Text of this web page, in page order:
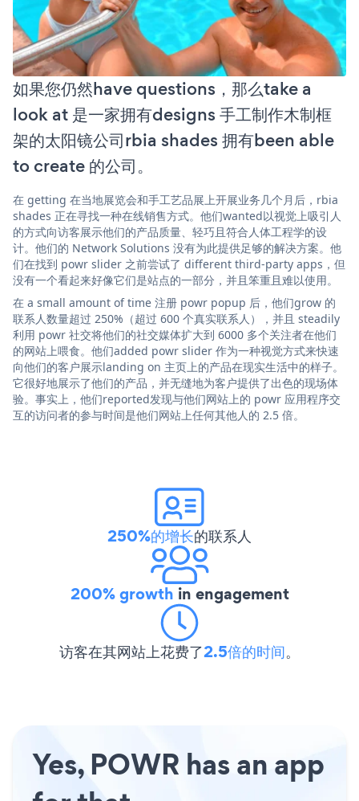
如果您仍然have questions，那么take a
look at 是一家拥有designs 手工制作木制框
架的太阳镜公司rbia shades 拥有been able
to create 的公司。
在 getting 在当地展览会和手工艺品展上开展业务几个月后，rbia
shades 正在寻找一种在线销售方式。他们wanted以视觉上吸引人
的方式向访客展示他们的产品质量、轻巧且符合人体工程学的设
计。他们的 Network Solutions 没有为此提供足够的解决方案。他
们在找到 powr slider 之前尝试了 different third-party apps，但
没有一个看起来好像它们是站点的一部分，并且笨重且难以使用。
在 a small amount of time 注册 powr popup 后，他们grow 的
联系人数量超过 250%（超过 600 个真实联系人），并且 steadily
利用 powr 社交将他们的社交媒体扩大到 6000 多个关注者在他们
的网站上喂食。他们added powr slider 作为一种视觉方式来快速
向他们的客户展示landing on 主页上的产品在现实生活中的样子。
它很好地展示了他们的产品，并无缝地为客户提供了出色的现场体
验。事实上，他们reported发现与他们网站上的 powr 应用程序交
互的访问者的参与时间是他们网站上任何其他人的 2.5 倍。
250%的增长的联系人
200% growth in engagement
访客在其网站上花费了2.5倍的时间。
Yes, POWR has an app